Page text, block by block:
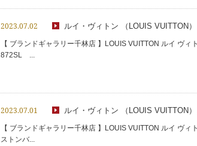
2023.07.02 ルイ・ヴィトン （LOUIS VUITTON）
【 ブランドギャラリー千林店 】LOUIS VUITTON ルイ ヴ
872SL ...
2023.07.01 ルイ・ヴィトン （LOUIS VUITTON）
【 ブランドギャラリー千林店 】LOUIS VUITTON ルイ ヴ
ストンバ...